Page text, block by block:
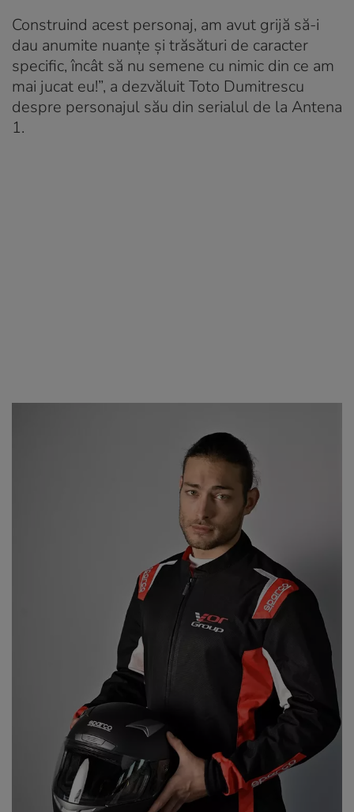
Construind acest personaj, am avut grijă să-i
dau anumite nuanțe și trăsături de caracter
specific, încât să nu semene cu nimic din ce am
mai jucat eu!”, a dezvăluit Toto Dumitrescu
despre personajul său din serialul de la Antena
1.